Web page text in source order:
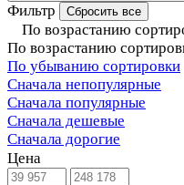
Фильтр Сбросить все
По возрастанию
По возрастанию
По убыванию сортировки
Сначала непопулярные
Сначала популярные
Сначала дешевые
Сначала дорогие
Цена